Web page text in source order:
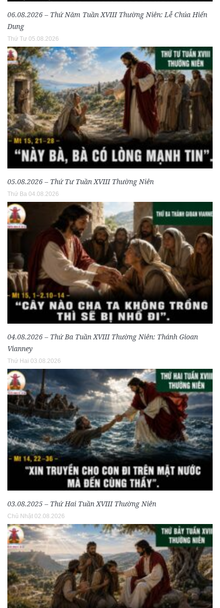
06.08.2026 – Thứ Năm Tuần XVIII Thường Niên: Lễ Chúa Hiển
Dung
Thứ Tư 05.08.2026
05.08.2026 – Thứ Tư Tuần XVIII Thường Niên
Thứ Ba 04.08.2026
04.08.2026 – Thứ Ba Tuần XVIII Thường Niên: Thánh Gioan
Vianney
Thứ Hai 03.08.2026
03.08.2025 – Thứ Hai Tuần XVIII Thường Niên
Chủ Nhật 02.08.2026